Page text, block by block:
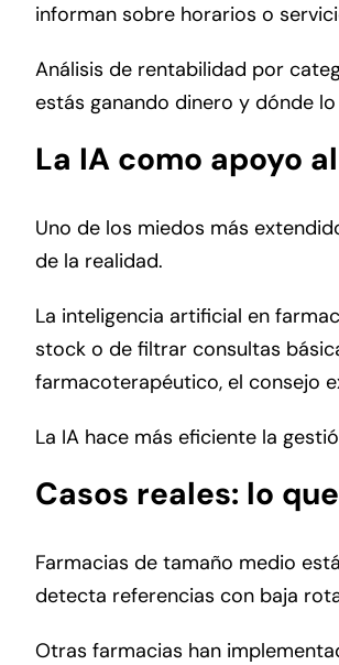
informan sobre horarios o
Análisis de rentabilidad por
estás ganando dinero y dónde
La IA como apoyo
Uno de los miedos más
de la realidad.
La inteligencia artificial en
stock o de filtrar consultas
farmacoterapéutico, el consejo
La IA hace más eficiente la
Casos reales: lo
Farmacias de tamaño medio
detecta referencias con baja
Otras farmacias han